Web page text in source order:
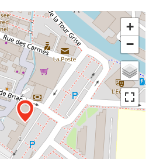
+
−